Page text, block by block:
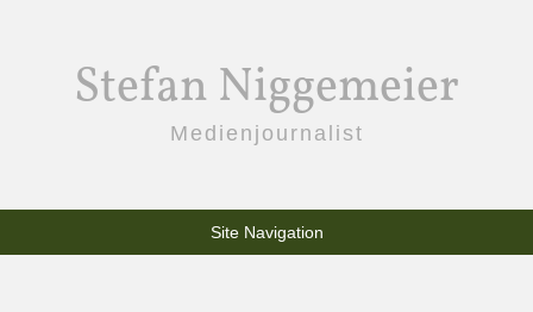
Stefan Niggemeier
Medienjournalist
Site Navigation